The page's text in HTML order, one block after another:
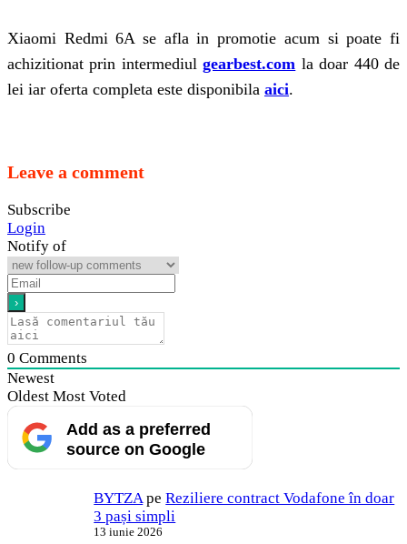
Xiaomi Redmi 6A se afla in promotie acum si poate fi
achizitionat prin intermediulgearbest.com la doar 440 de
lei iar oferta completa este disponibila aici.
Leave a comment
Subscribe
Login
Notify of
0 Comments
Newest
Oldest Most Voted
Add as a preferred
source on Google
BYTZA peReziliere contract Vodafone în doar
3 pași simpli
13 iunie 2026